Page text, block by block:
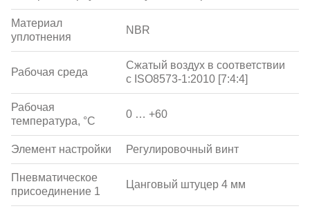
Материал
уплотнения
NBR
Рабочая среда
Сжатый воздух в соответствии
с ISO8573-1:2010 [7:4:4]
Рабочая
температура, °С
0 … +60
Элемент настройки Регулировочный винт
Пневматическое
присоединение 1
Цанговый штуцер 4 мм